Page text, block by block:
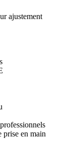
ajustement
prise en main